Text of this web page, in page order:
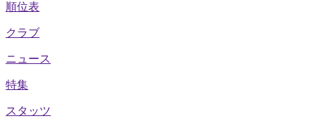
順位表
クラブ
ニュース
特集
スタッツ